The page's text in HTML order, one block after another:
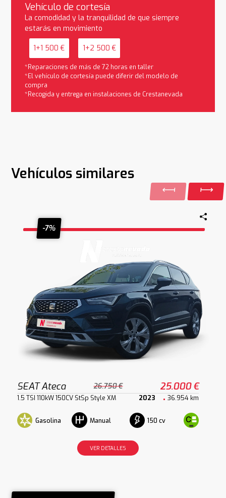
Vehículo de cortesía
La comodidad y la tranquilidad de que siempre
estarás en movimiento
1+1 500 € 1+2 500 €
*Reparaciones de más de 72 horas en taller
*El vehículo de cortesía puede diferir del modelo de
compra
*Recogida y entrega en instalaciones de Crestanevada
Vehículos similares
-7%
SEAT Ateca 26.750 € 25.000 €
1.5 TSI 110kW 150CV StSp Style XM 2023 36.954 km
Gasolina Manual 150 cv
VER DETALLES